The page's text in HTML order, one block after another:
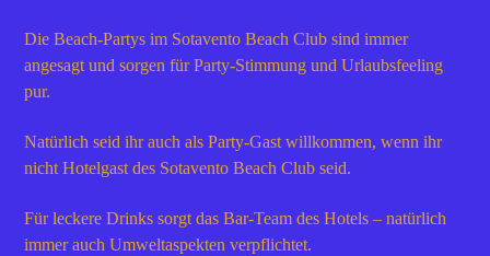
Die Beach-Partys im Sotavento Beach Club sind immer
angesagt und sorgen für Party-Stimmung und Urlaubsfeeling
pur.
Natürlich seid ihr auch als Party-Gast willkommen, wenn ihr
nicht Hotelgast des Sotavento Beach Club seid.
Für leckere Drinks sorgt das Bar-Team des Hotels – natürlich
immer auch Umweltaspekten verpflichtet.